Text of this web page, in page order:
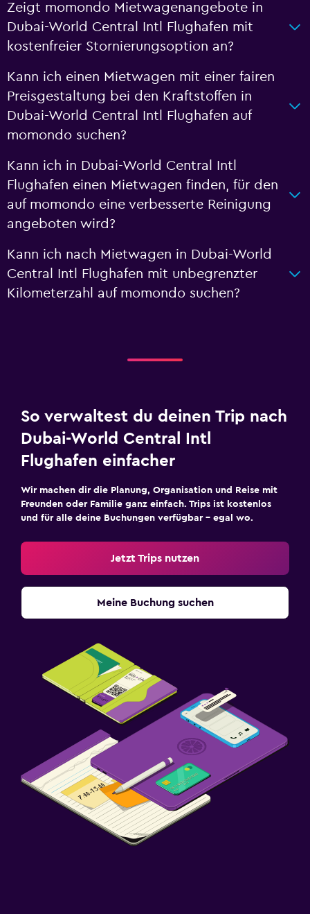
Zeigt momondo Mietwagenangebote in
Dubai-World Central Intl Flughafen mit
kostenfreier Stornierungsoption an?
Kann ich einen Mietwagen mit einer fairen
Preisgestaltung bei den Kraftstoffen in
Dubai-World Central Intl Flughafen auf
momondo suchen?
Kann ich in Dubai-World Central Intl
Flughafen einen Mietwagen finden, für den
auf momondo eine verbesserte Reinigung
angeboten wird?
Kann ich nach Mietwagen in Dubai-World
Central Intl Flughafen mit unbegrenzter
Kilometerzahl auf momondo suchen?
So verwaltest du deinen Trip nach
Dubai-World Central Intl
Flughafen einfacher
Wir machen dir die Planung, Organisation und Reise mit
Freunden oder Familie ganz einfach. Trips ist kostenlos
und für alle deine Buchungen verfügbar – egal wo.
Jetzt Trips nutzen
Meine Buchung suchen